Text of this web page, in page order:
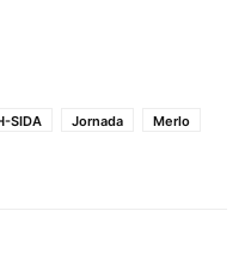
SIDA
Jornada
Merlo